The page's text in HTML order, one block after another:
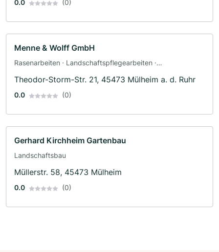
0.0 (0)
Menne & Wolff GmbH
Rasenarbeiten · Landschaftspflegearbeiten ·
Terrassengestaltung · Poolbau · Teichbau · Zaunbau
Theodor-Storm-Str. 21, 45473 Mülheim a. d. Ruhr
0.0 (0)
Gerhard Kirchheim Gartenbau
Landschaftsbau
Müllerstr. 58, 45473 Mülheim
0.0 (0)